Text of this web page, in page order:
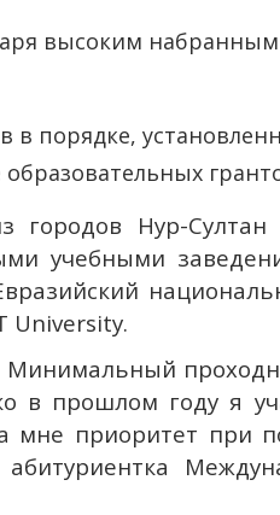
высоким
в порядке,
городов Нур-
учебными
University.
в прошлом году я
приоритет при